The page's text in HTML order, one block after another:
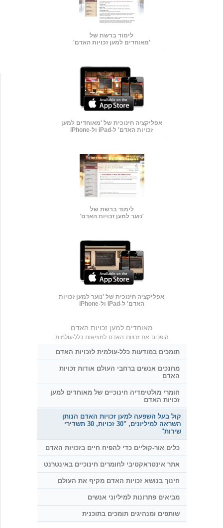
לימוד ברשת של
'מאוחדים למען זכויות האדם'
אפליקציה חינוכית של 'מאוחדים למען
זכויות האדם' ל-iPad ול-iPhone
לימוד ברשת של
'נוער למען זכויות האדם'
אפליקציה חינוכית של 'נוער למען זכויות
האדם' ל-iPad ול-iPhone
מאוחדים למען זכויות האדם
הופכים את זכויות האדם למציאות כלל-עולמית
תומכים במודעות כלל-עולמית לזכויות האדם
מחנכים אנשים ברחבי העולם אודות זכויות
האדם
חומרי מולטימדיה חינוכיים של מאוחדים למען
זכויות האדם
קול בעל השפעה למען זכויות האדם הנותן
השראה למיליונים, "30 זכויות, 30 תשדירי
שירות"
כלים אור-קוליים כדי להפיח חיים בזכויות האדם
אתר אינטראקטיבי לחומרים חינוכיים באינטרנט
חינוך בנושא זכויות האדם מקיף את העולם
מביאים פתרונות למיליוני אנשים
שותפים ומנהיגים תומכים בתוכנית